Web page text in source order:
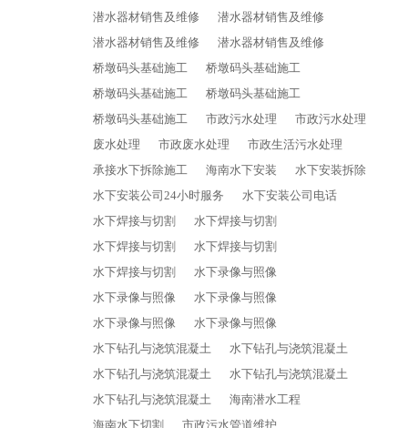
潜水器材销售及维修
潜水器材销售及维修
潜水器材销售及维修
潜水器材销售及维修
桥墩码头基础施工
桥墩码头基础施工
桥墩码头基础施工
桥墩码头基础施工
桥墩码头基础施工
市政污水处理
市政污水处理
废水处理
市政废水处理
市政生活污水处理
承接水下拆除施工
海南水下安装
水下安装拆除
水下安装公司24小时服务
水下安装公司电话
水下焊接与切割
水下焊接与切割
水下焊接与切割
水下焊接与切割
水下焊接与切割
水下录像与照像
水下录像与照像
水下录像与照像
水下录像与照像
水下录像与照像
水下钻孔与浇筑混凝土
水下钻孔与浇筑混凝土
水下钻孔与浇筑混凝土
水下钻孔与浇筑混凝土
水下钻孔与浇筑混凝土
海南潜水工程
海南水下切割
市政污水管道维护